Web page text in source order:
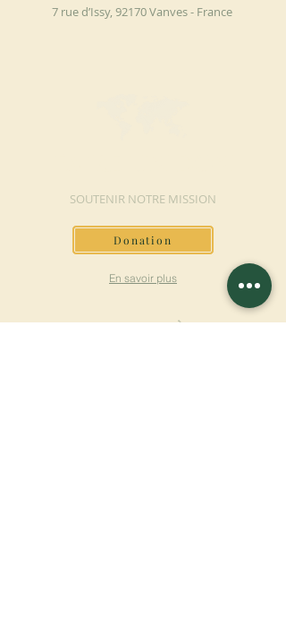
7 rue d’Issy, 92170 Vanves - France
SOUTENIR NOTRE MISSION
Donation
En savoir plus